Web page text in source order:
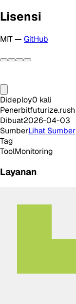
Lisensi
MIT — GitHub
Dideploy0 kali
Penerbitfuturize.rush
Dibuat2026-04-03
SumberLihat Sumber
Tag
ToolMonitoring
Layanan